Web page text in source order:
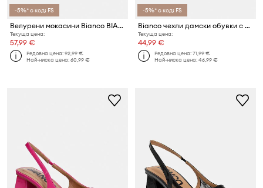
-5%* с код: FS
Велурени мокасини Bianco BIAMARLENE
Текуща цена:
57,99 €
Редовна цена:92,99 €
Най-ниска цена:60,99 €
-5%* с код: FS
Bianco чехли дамски обувки с дебел ток BIADINA
Текуща цена:
44,99 €
Редовна цена:71,99 €
Най-ниска цена:46,99 €